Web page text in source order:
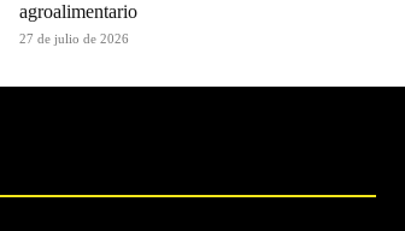
agroalimentario
27 de julio de 2026